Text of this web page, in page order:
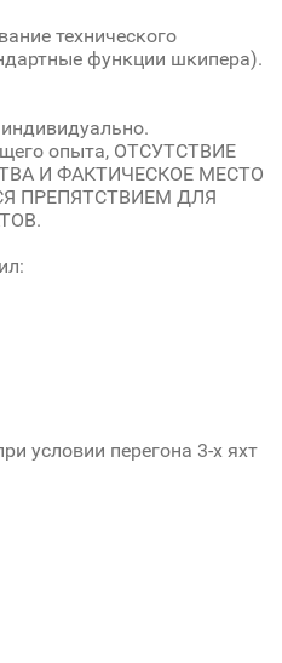
технического
функции шкипера).
опыта, ОТСУТСТВИЕ
И ФАКТИЧЕСКОЕ МЕСТО
ПРЕПЯТСТВИЕМ ДЛЯ
условии перегона 3-х яхт